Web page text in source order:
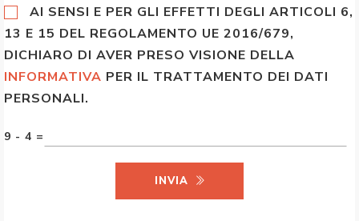
AI SENSI E PER GLI EFFETTI DEGLI ARTICOLI 6,
13 E 15 DEL REGOLAMENTO UE 2016/679,
DICHIARO DI AVER PRESO VISIONE DELLA
INFORMATIVA PER IL TRATTAMENTO DEI DATI
PERSONALI.
9 - 4 =
INVIA